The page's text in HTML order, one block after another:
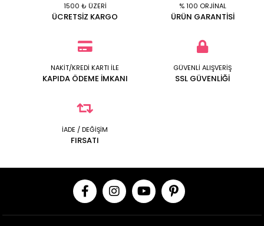
1500 ₺ ÜZERİ
ÜCRETSİZ KARGO
% 100 ORJİNAL
ÜRÜN GARANTİSİ
NAKİT/KREDİ KARTI İLE
KAPIDA ÖDEME İMKANI
GÜVENLİ ALIŞVERİŞ
SSL GÜVENLİĞİ
İADE / DEĞİŞİM
FIRSATI